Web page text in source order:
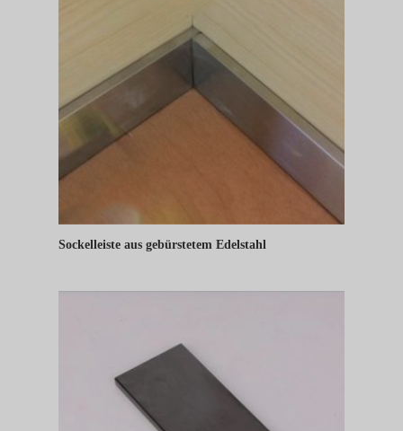
Sockelleiste aus gebürstetem Edelstahl